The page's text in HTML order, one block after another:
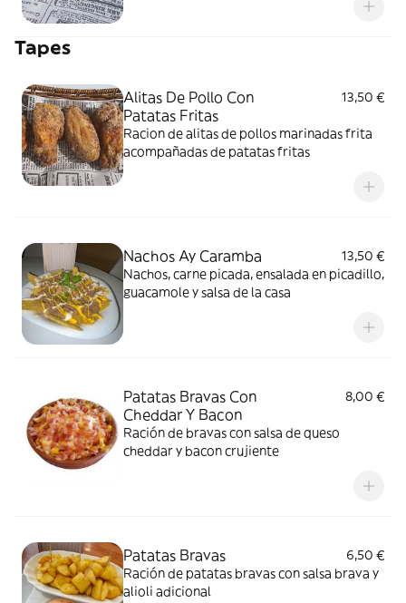
Tapes
Alitas De Pollo Con
Patatas Fritas
13,50 €
Racion de alitas de pollos marinadas frita
acompañadas de patatas fritas
Nachos Ay Caramba
13,50 €
Nachos, carne picada, ensalada en picadillo,
guacamole y salsa de la casa
Patatas Bravas Con
Cheddar Y Bacon
8,00 €
Ración de bravas con salsa de queso
cheddar y bacon crujiente
Patatas Bravas
6,50 €
Ración de patatas bravas con salsa brava y
alioli adicional